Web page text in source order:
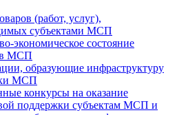
(работ, услуг),
субъектами МСП
экономическое состояние
МСП
образующие инфраструктуру
МСП
конкурсы на оказание
поддержки субъектам МСП и